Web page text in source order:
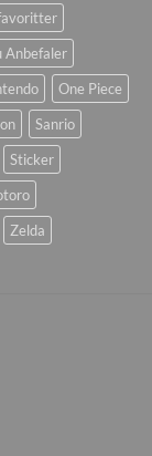
Anbefaler
One Piece
Sanrio
Sticker
Zelda